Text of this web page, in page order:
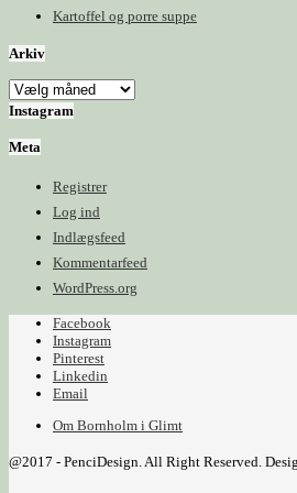
Kartoffel og porre suppe
Arkiv
Arkiv
Instagram
Meta
Registrer
Log ind
Indlægsfeed
Kommentarfeed
WordPress.org
Facebook
Instagram
Pinterest
Linkedin
Email
Om Bornholm i Glimt
@2017 - PenciDesign. All Right Reserved.